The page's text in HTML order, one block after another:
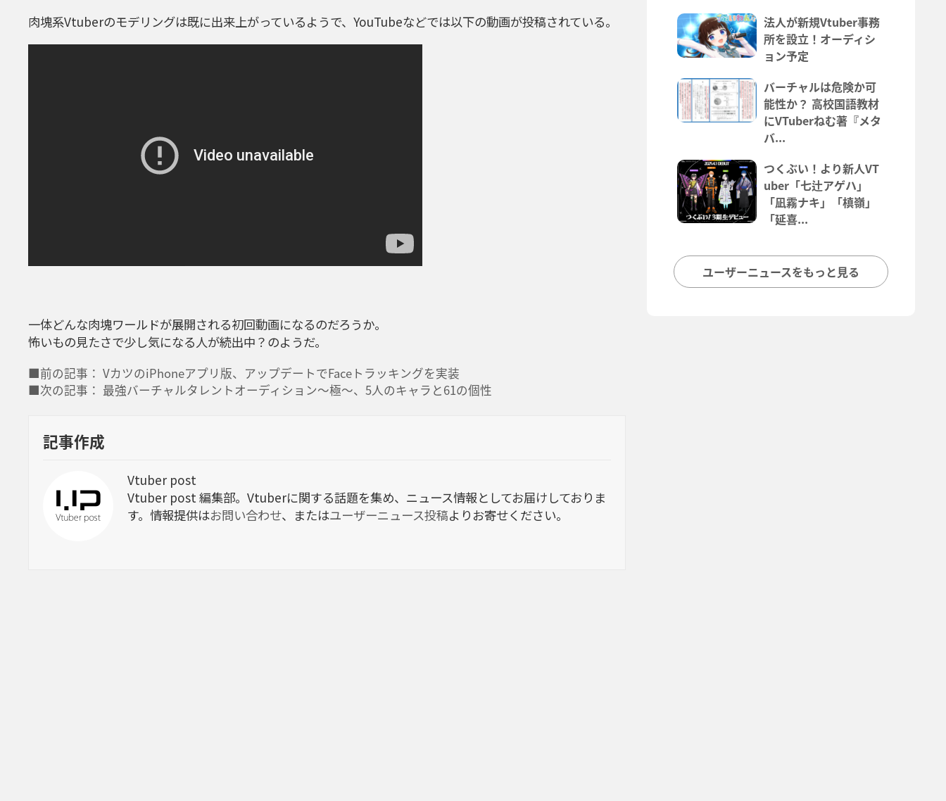
肉塊系Vtuberのモデリングは既に出来上がっているようで、YouTubeなどでは以下の動画が投稿されている。
一体どんな肉塊ワールドが展開される初回動画になるのだろうか。
怖いもの見たさで少し気になる人が続出中？のようだ。
■前の記事： VカツのiPhoneアプリ版、アップデートでFaceトラッキングを実装
■次の記事： 最強バーチャルタレントオーディション～極～、5人のキャラと61の個性
記事作成
Vtuber post
Vtuber post 編集部。Vtuberに関する話題を集め、ニュース情報としてお届けしておりま
す。情報提供はお問い合わせ、またはユーザーニュース投稿よりお寄せください。
法人が新規Vtuber事務
所を設立！オーディシ
ョン予定
バーチャルは危険か可
能性か？ 高校国語教材
にVTuberねむ著『メタ
バ...
つくぶい！より新人VT
uber「七辻アゲハ」
「凪霧ナキ」「槙嶺」
「延喜...
ユーザーニュースをもっと見る